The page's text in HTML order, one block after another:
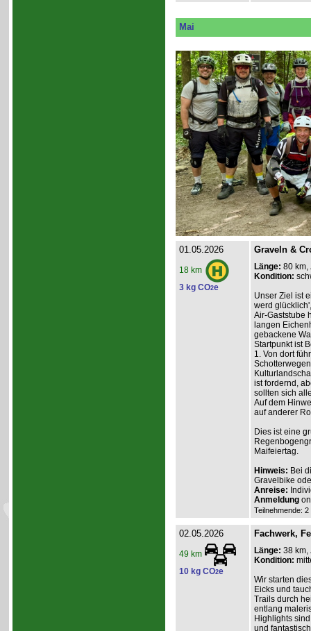
Mai
01.05.2026
18 km
3 kg CO2e
Graveln &
Länge: 80 km,
Kondition:
Unser Ziel ist
werd
Air-Gaststube
langen
gebackene
Startpunkt ist
1. Von dort
ist fordernd,
sollten sich
Auf dem
auf anderer
Dies ist eine
Maifeiertag.
Hinweis: Bei
Gravelbike
Anreise:
Anmeldung
Teilnehmende:
02.05.2026
49 km
10 kg CO2e
Fachwerk,
Länge: 38 km,
Kondition:
Wir starten
Eicks und
Trails durch
entlang
Highlights
und